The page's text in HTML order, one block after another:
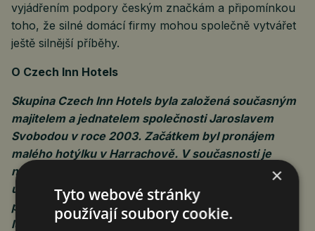
vyjádřením podpory českým značkám a připomínkou
toho, že silné domácí firmy mohou společně vytvářet
ještě silnější příběhy.
O Czech Inn Hotels
Skupina Czech Inn Hotels byla založená současným
majitelem a jednatelem společnosti Jaroslavem
Svobodou v roce 2003. Začátkem byl pronájem
malého hotýlku v Harrachově. V současnosti je
největší hotelovou sítí v České republice, která
ubytovala přes 2 miliony hostů v roce 2025,
provozuje 28 hotelů a nabízí hostům více než 9000
lůžek. Hotely se nachází převážně v Praze, ale
×
Tyto webové stránky
používají soubory cookie.